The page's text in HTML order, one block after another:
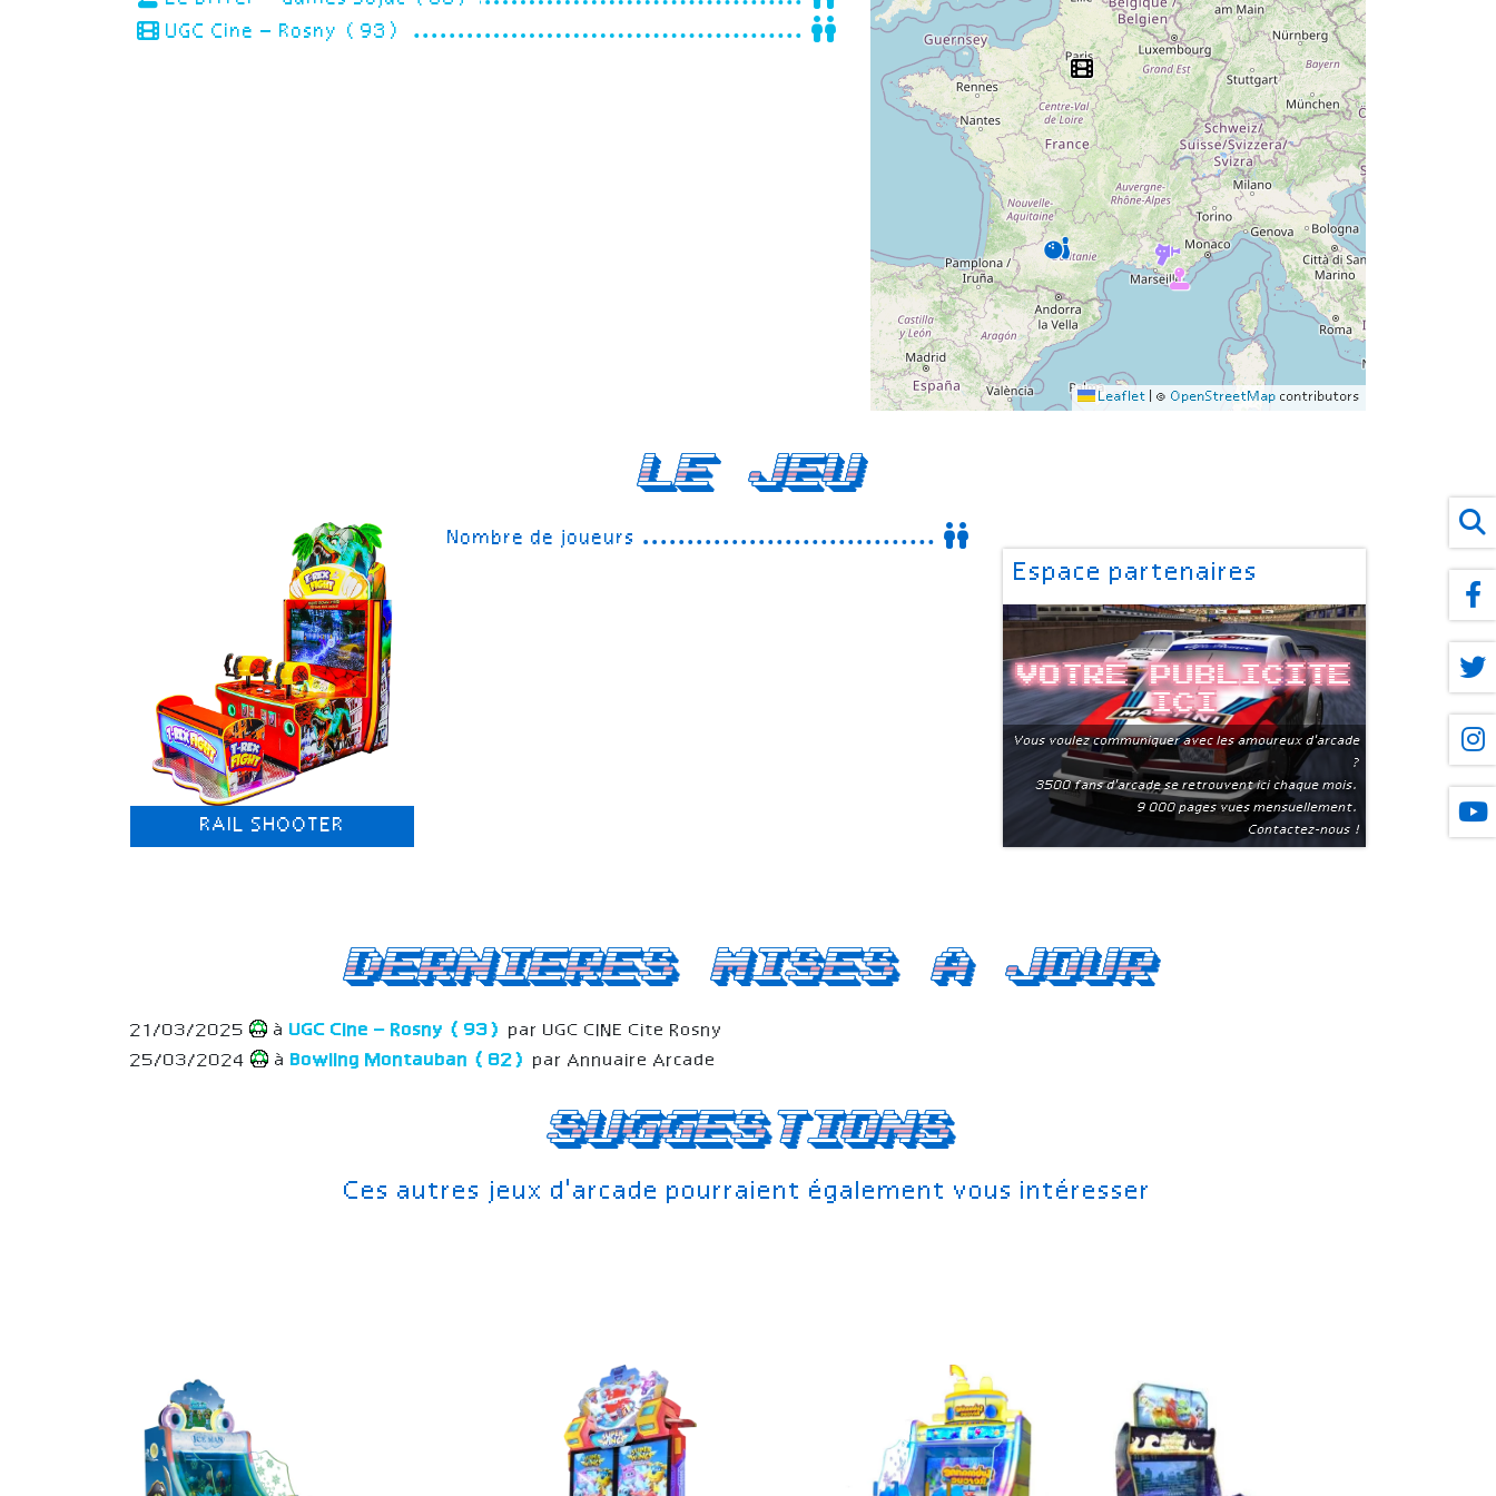
UGC Cine – Rosny (93)
Leaflet © OpenStreetMap contributors
Le Jeu
RAIL SHOOTER
Nombre de joueurs
Espace partenaires
Votre publicite
ici
Vous voulez communiquer avec les amoureux d'arcade
?
3500 fans d'arcade se retrouvent ici chaque mois.
9 000 pages vues mensuellement.
Contactez-nous !
Suggestions
Ces autres jeux d'arcade pourraient également vous intéresser
Dernieres mises a jour
21/03/2025 à UGC Cine – Rosny (93) par UGC CINE Cite Rosny
25/03/2024
à Bowling Montauban (82) par Annuaire Arcade